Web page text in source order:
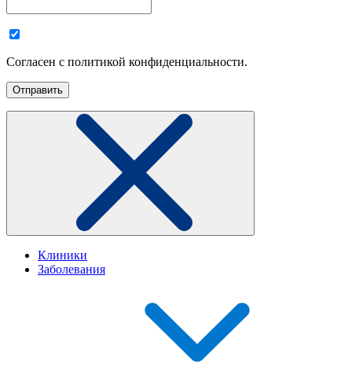
Согласен с политикой конфиденциальности.
Клиники
Заболевания